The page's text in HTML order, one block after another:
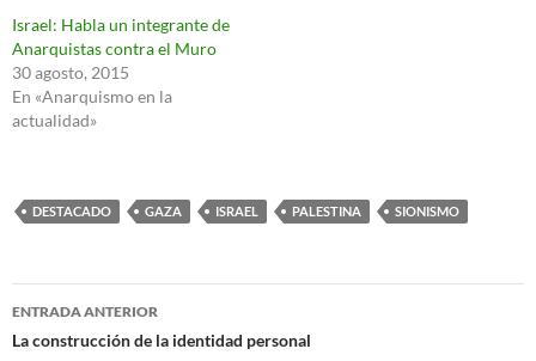
Israel: Habla un integrante de
Anarquistas contra el Muro
30 agosto, 2015
En «Anarquismo en la
actualidad»
DESTACADO GAZA ISRAEL PALESTINA SIONISMO
Navegación
de
ENTRADA ANTERIOR
La construcción de la identidad personal